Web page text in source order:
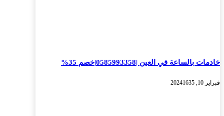
خادمات بالساعة في العين |0585993358|خصم 35%
فبراير 10, 2024 1635